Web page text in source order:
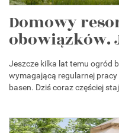
Domowy
obowiązków.
Jeszcze kilka lat temu ogród
wymagającą regularnej
basen. Dziś coraz częściej